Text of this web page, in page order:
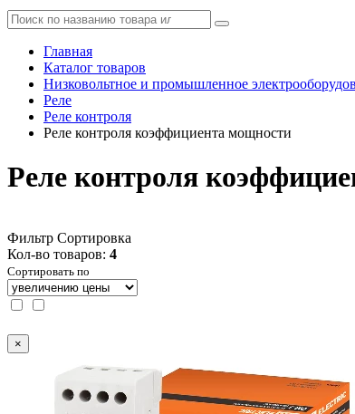
Главная
Каталог товаров
Низковольтное и промышленное
Реле
Реле контроля
Реле контроля коэффициента мощности
Реле контроля
Фильтр Сортировка
Кол-во товаров: 4
Сортировать по
×